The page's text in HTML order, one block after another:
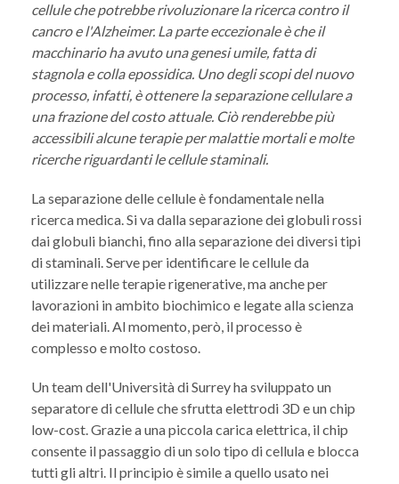
cellule che potrebbe rivoluzionare la ricerca contro il
cancro e l'Alzheimer. La parte eccezionale è che il
macchinario ha avuto una genesi umile, fatta di
stagnola e colla epossidica. Uno degli scopi del nuovo
processo, infatti, è ottenere la separazione cellulare a
una frazione del costo attuale. Ciò renderebbe più
accessibili alcune terapie per malattie mortali e molte
ricerche riguardanti le cellule staminali.
La separazione delle cellule è fondamentale nella
ricerca medica. Si va dalla separazione dei globuli rossi
dai globuli bianchi, fino alla separazione dei diversi tipi
di staminali. Serve per identificare le cellule da
utilizzare nelle terapie rigenerative, ma anche per
lavorazioni in ambito biochimico e legate alla scienza
dei materiali. Al momento, però, il processo è
complesso e molto costoso.
Un team dell'Università di Surrey ha sviluppato un
separatore di cellule che sfrutta elettrodi 3D e un chip
low-cost. Grazie a una piccola carica elettrica, il chip
consente il passaggio di un solo tipo di cellula e blocca
tutti gli altri. Il principio è simile a quello usato nei